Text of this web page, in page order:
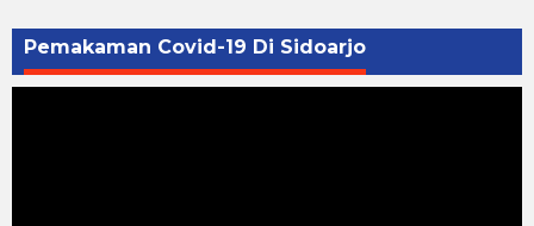
Pemakaman Covid-19 Di Sidoarjo